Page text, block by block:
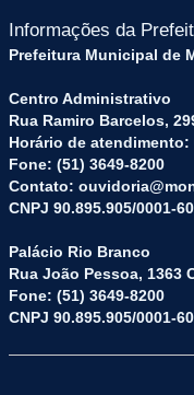
Informações da
Prefeitura Municipal de
Centro Administrativo
Rua Ramiro Barcelos,
Horário de atendimento:
Fone: (51) 3649-8200
Contato:
CNPJ 90.895.905/0001-60
Palácio Rio Branco
Rua João Pessoa, 1363
Fone: (51) 3649-8200
CNPJ 90.895.905/0001-60